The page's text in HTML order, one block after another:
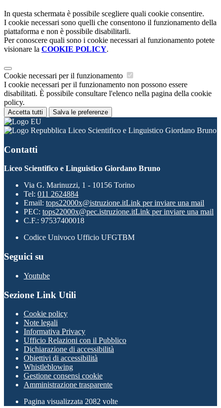
In questa schermata è possibile scegliere quali cookie consentire.
I cookie necessari sono quelli che consentono il funzionamento della
piattaforma e non è possibile disabilitarli.
Per conoscere quali sono i cookie necessari al funzionamento potete
visionare la COOKIE POLICY.
Cookie necessari per il funzionamento
I cookie necessari per il funzionamento non possono essere
disabilitati. È possibile consultare l'elenco nella pagina della cookie
policy.
Accetta tutti Salva le preferenze
Liceo Scientifico e Linguistico Giordano Bruno
Contatti
Liceo Scientifico e Linguistico Giordano Bruno
Via G. Marinuzzi, 1 - 10156 Torino
Tel: 011 2624884
Email: tops22000x@istruzione.itLink per inviare una mail
PEC: tops22000x@pec.istruzione.itLink per inviare una mail
C.F.: 97537400018
Codice Univoco Ufficio UFGTBM
Seguici su
Youtube
Sezione Link Utili
Cookie policy
Note legali
Informativa Privacy
Ufficio Relazioni con il Pubblico
Dichiarazione di accessibilità
Obiettivi di accessibilità
Whistleblowing
Gestione consensi cookie
Amministrazione trasparente
Pagina visualizzata 2082 volte